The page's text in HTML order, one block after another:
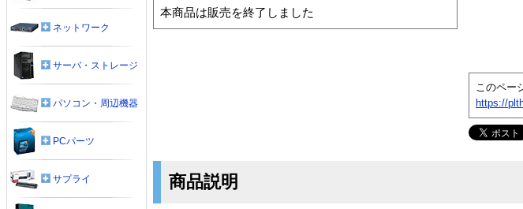
本商品は販売を終了しました
このペー
https://
商品説明
ネットワーク
サーバ・ストレージ
パソコン・周辺機器
PCパーツ
サプライ